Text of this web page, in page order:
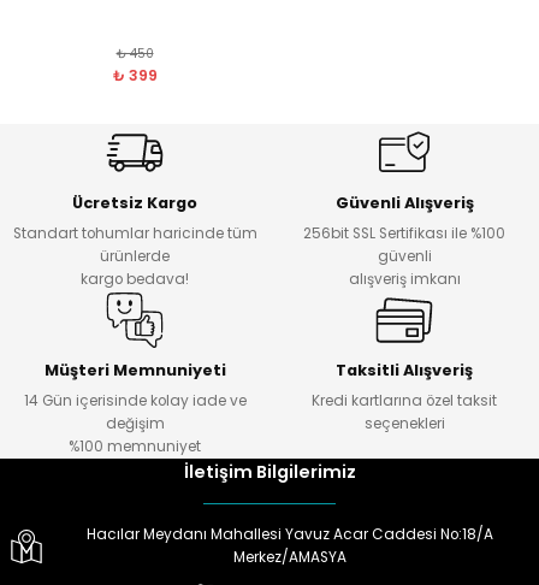
₺ 450
₺ 399
Ücretsiz Kargo
Standart tohumlar haricinde tüm
ürünlerde
kargo bedava!
Güvenli Alışveriş
256bit SSL Sertifikası ile %100
güvenli
alışveriş imkanı
Müşteri Memnuniyeti
14 Gün içerisinde kolay iade ve
değişim
%100 memnuniyet
Taksitli Alışveriş
Kredi kartlarına özel taksit
seçenekleri
İletişim Bilgilerimiz
Hacılar Meydanı Mahallesi Yavuz Acar Caddesi No:18/A
Merkez/AMASYA